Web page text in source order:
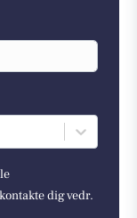
dig vedr.